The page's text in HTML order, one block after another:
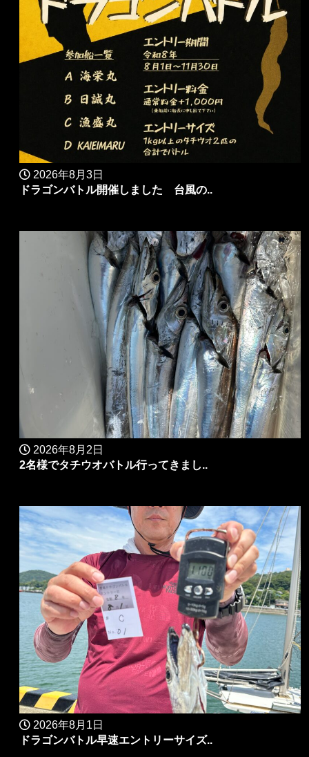
2026年8月3日
ドラゴンバトル開催しました 台風の..
2026年8月2日
2名様でタチウオバトル行ってきまし..
2026年8月1日
ドラゴンバトル早速エントリーサイズ..